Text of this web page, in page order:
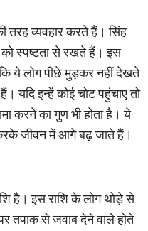
तरह व्यवहार करते हैं। सिंह
को स्पष्टता से रखते हैं। इस
ये लोग पीछे मुड़कर नहीं देखते
यदि इन्हें कोई चोट पहुंचाए तो
करने का गुण भी होता है। ये
जीवन में आगे बढ़ जाते हैं।
है। इस राशि के लोग थोड़े से
तपाक से जवाब देने वाले होते